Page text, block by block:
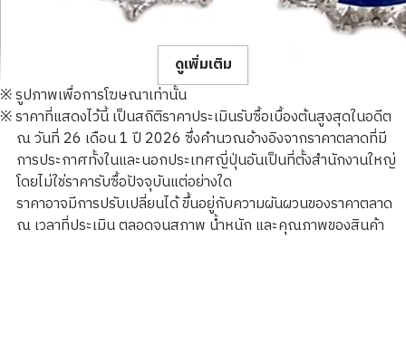
Platinum (Pt900) earrings
ราคารับซื้ออ้างอิง
ดูเพิ่มเติม
※ รูปภาพเพื่อการโฆษณาเท่านั้น
※ ราคาที่แสดงไว้นี้ เป็นสถิติราคาประเมินรับซื้อเบื้องต้นสูงสุดในอดีต
ณ วันที่ 26 เดือน 1 ปี 2026 ซึ่งคำนวณอ้างอิงจากราคาตลาดที่มี
การประกาศทั้งในและนอกประเทศญี่ปุ่นอันเป็นที่ตั้งสำนักงานใหญ่
โดยไม่ใช่ราคารับซื้อปัจจุบันแต่อย่างใด
ราคาอาจมีการปรับเปลี่ยนได้ ขึ้นอยู่กับความผันผวนของราคาตลาด
ณ เวลาที่ประเมิน ตลอดจนสภาพ น้ำหนัก และคุณภาพของสินค้า